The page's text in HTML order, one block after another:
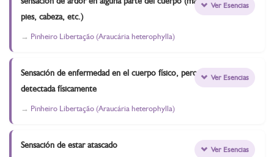
pies, cabeza, etc.)
Pinheiro Libertação (Araucária heterophylla)
Ver Esencias
Sensación de enfermedad en el cuerpo físico, pero no
detectada físicamente
Pinheiro Libertação (Araucária heterophylla)
Ver Esencias
Sensación de estar atascado Ver Esencias